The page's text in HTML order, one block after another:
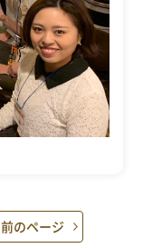
前のページ